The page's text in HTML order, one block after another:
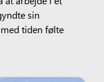
sin
tiden følte